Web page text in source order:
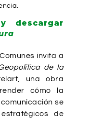
descargar
invita a
de la
una obra
cómo la
se
de